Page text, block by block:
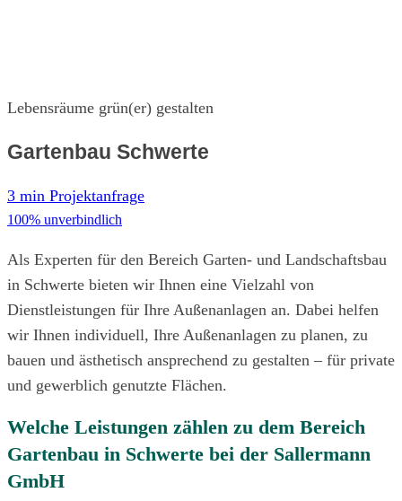
Lebensräume grün(er) gestalten
Gartenbau Schwerte
3 min Projektanfrage
100% unverbindlich
Als Experten für den Bereich Garten- und Landschaftsbau
in Schwerte bieten wir Ihnen eine Vielzahl von
Dienstleistungen für Ihre Außenanlagen an. Dabei helfen
wir Ihnen individuell, Ihre Außenanlagen zu planen, zu
bauen und ästhetisch ansprechend zu gestalten – für private
und gewerblich genutzte Flächen.
Welche Leistungen zählen zu dem Bereich
Gartenbau in Schwerte bei der Sallermann
GmbH